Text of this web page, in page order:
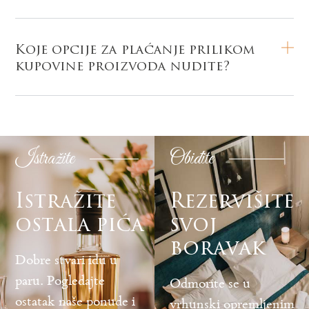
Koje opcije za plaćanje prilikom
kupovine proizvoda nudite?
Istražite
Istražite
ostala pića
Dobre stvari idu u
paru. Pogledajte
ostatak naše ponude i
Obiđite
Rezervišite
svoj
boravak
Odmorite se u
vrhunski opremljenim